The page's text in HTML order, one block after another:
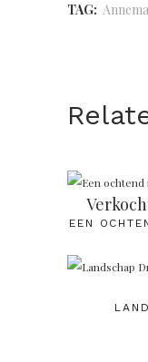
TAG:
EEN